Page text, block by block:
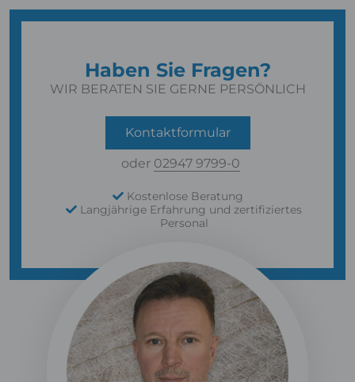
Haben Sie Fragen?
WIR BERATEN SIE GERNE PERSÖNLICH
Kontaktformular
oder 02947 9799-0
Kostenlose Beratung
Langjährige Erfahrung und zertifiziertes
Personal